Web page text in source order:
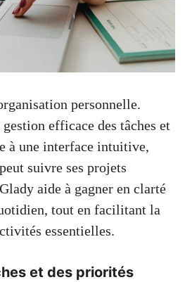
personnelle.
efficace des tâches et
à une interface intuitive,
suivre ses projets
aide à gagner en clarté
tout en facilitant la
essentielles.
et des priorités